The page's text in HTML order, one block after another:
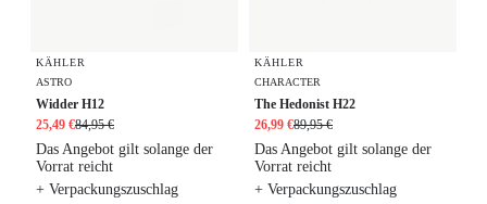
KÄHLER
ASTRO
Widder H12
25,49 €84,95 €
+ Verpackungszuschlag
Das Angebot gilt solange der
Vorrat reicht
KÄHLER
CHARACTER
The Hedonist H22
26,99 €89,95 €
+ Verpackungszuschlag
Das Angebot gilt solange der
Vorrat reicht